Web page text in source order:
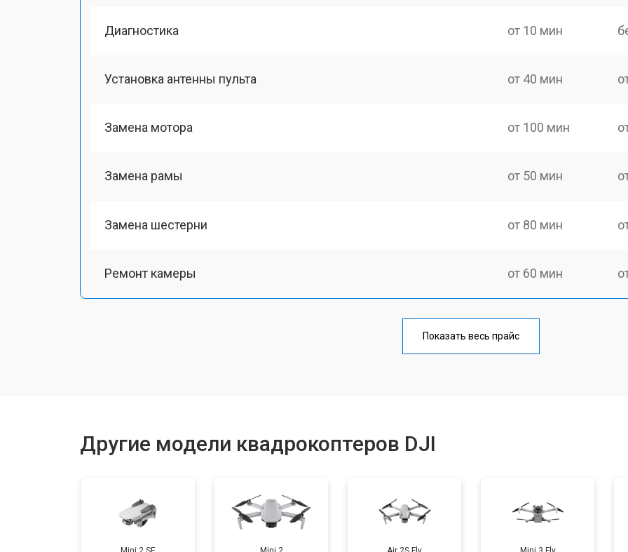
Диагностика от 10 мин
Установка антенны пульта от 40 мин
Замена мотора от 100 мин
Замена рамы от 50 мин
Замена шестерни от 80 мин
Ремонт камеры от 60 мин
от 80 мин
Замена GPS-модуля от 60 мин
Показать весь прайс
Другие модели квадрокоптеров DJI